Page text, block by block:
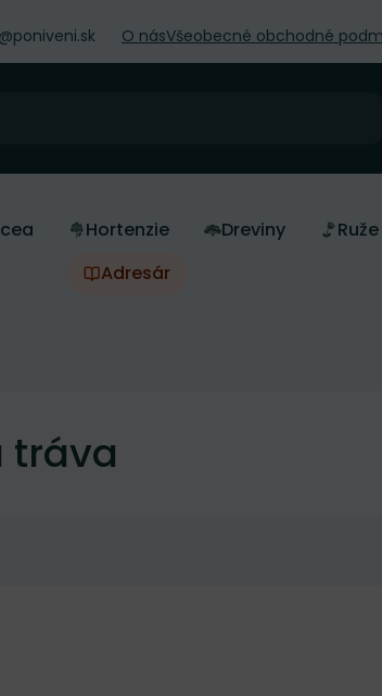
O násVšeobecné obchodné
Hortenzie Dreviny Ruže
Adresár
tráva